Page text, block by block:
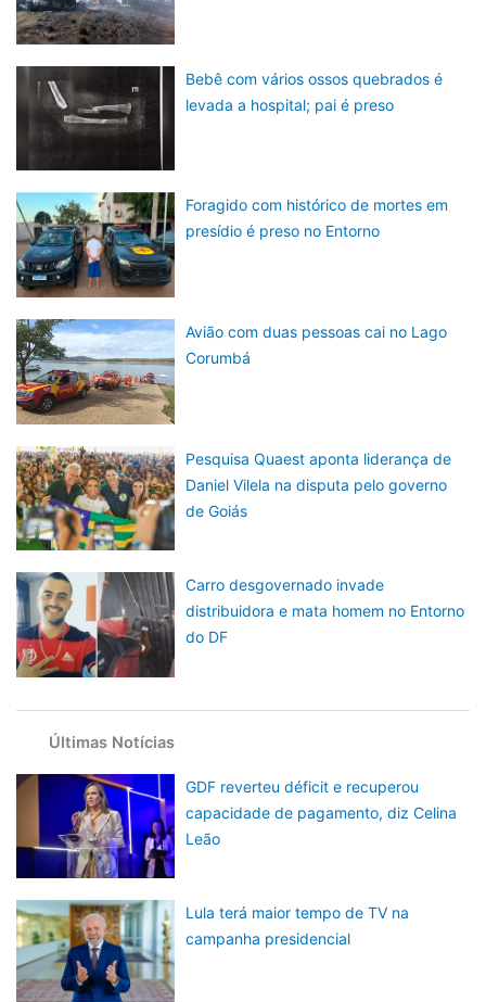
Bebê com vários ossos quebrados é
levada a hospital; pai é preso
Foragido com histórico de mortes em
presídio é preso no Entorno
Avião com duas pessoas cai no Lago
Corumbá
Pesquisa Quaest aponta liderança de
Daniel Vilela na disputa pelo governo
de Goiás
Carro desgovernado invade
distribuidora e mata homem no Entorno
do DF
Últimas Notícias
GDF reverteu déficit e recuperou
capacidade de pagamento, diz Celina
Leão
Lula terá maior tempo de TV na
campanha presidencial